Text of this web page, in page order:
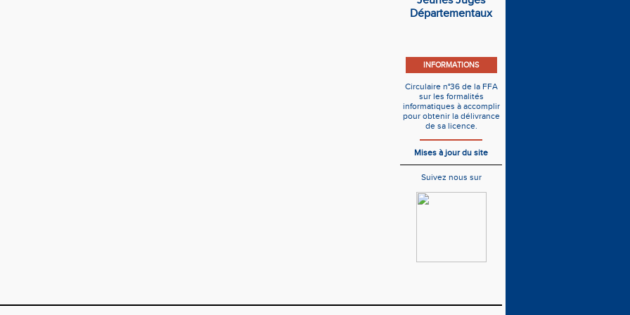
Départementaux
INFORMATIONS
Circulaire n°36 de la FFA
sur les formalités
informatiques à accomplir
pour obtenir la délivrance
de sa licence.
Mises à jour du site
Suivez nous sur